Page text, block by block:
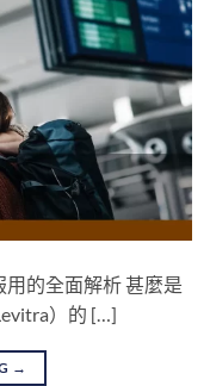
的全面解析 甚麼是
）的 […]
→